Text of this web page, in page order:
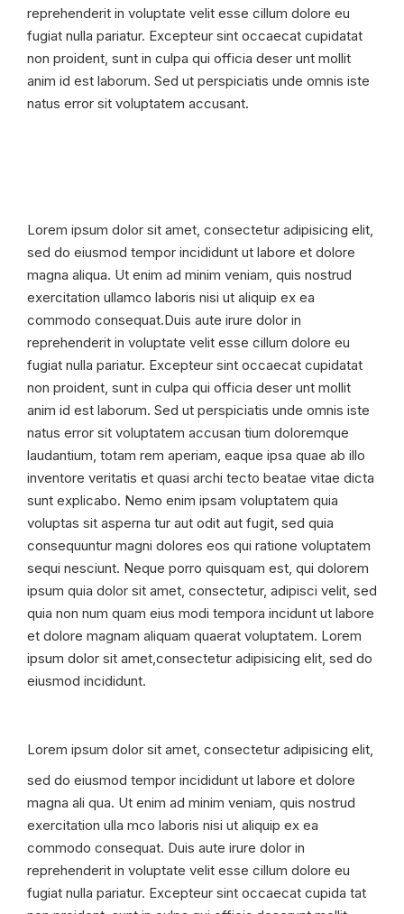
reprehenderit in voluptate velit esse cillum dolore eu
fugiat nulla pariatur. Excepteur sint occaecat cupidatat
non proident, sunt in culpa qui officia deser unt mollit
anim id est laborum. Sed ut perspiciatis unde omnis iste
natus error sit voluptatem accusant.
Lorem ipsum dolor sit amet, consectetur adipisicing elit,
sed do eiusmod tempor incididunt ut labore et dolore
magna aliqua. Ut enim ad minim veniam, quis nostrud
exercitation ullamco laboris nisi ut aliquip ex ea
commodo consequat.Duis aute irure dolor in
reprehenderit in voluptate velit esse cillum dolore eu
fugiat nulla pariatur. Excepteur sint occaecat cupidatat
non proident, sunt in culpa qui officia deser unt mollit
anim id est laborum. Sed ut perspiciatis unde omnis iste
natus error sit voluptatem accusan tium doloremque
laudantium, totam rem aperiam, eaque ipsa quae ab illo
inventore veritatis et quasi archi tecto beatae vitae dicta
sunt explicabo. Nemo enim ipsam voluptatem quia
voluptas sit asperna tur aut odit aut fugit, sed quia
consequuntur magni dolores eos qui ratione voluptatem
sequi nesciunt. Neque porro quisquam est, qui dolorem
ipsum quia dolor sit amet, consectetur, adipisci velit, sed
quia non num quam eius modi tempora incidunt ut labore
et dolore magnam aliquam quaerat voluptatem. Lorem
ipsum dolor sit amet,consectetur adipisicing elit, sed do
eiusmod incididunt.
Lorem ipsum dolor sit amet, consectetur adipisicing elit,
sed do eiusmod tempor incididunt ut labore et dolore
magna ali qua. Ut enim ad minim veniam, quis nostrud
exercitation ulla mco laboris nisi ut aliquip ex ea
commodo consequat. Duis aute irure dolor in
reprehenderit in voluptate velit esse cillum dolore eu
fugiat nulla pariatur. Excepteur sint occaecat cupida tat